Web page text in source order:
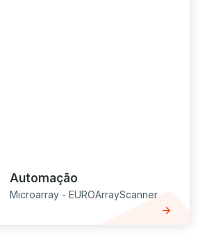
Automação
Microarray - EUROArrayScanner
arrow_forward